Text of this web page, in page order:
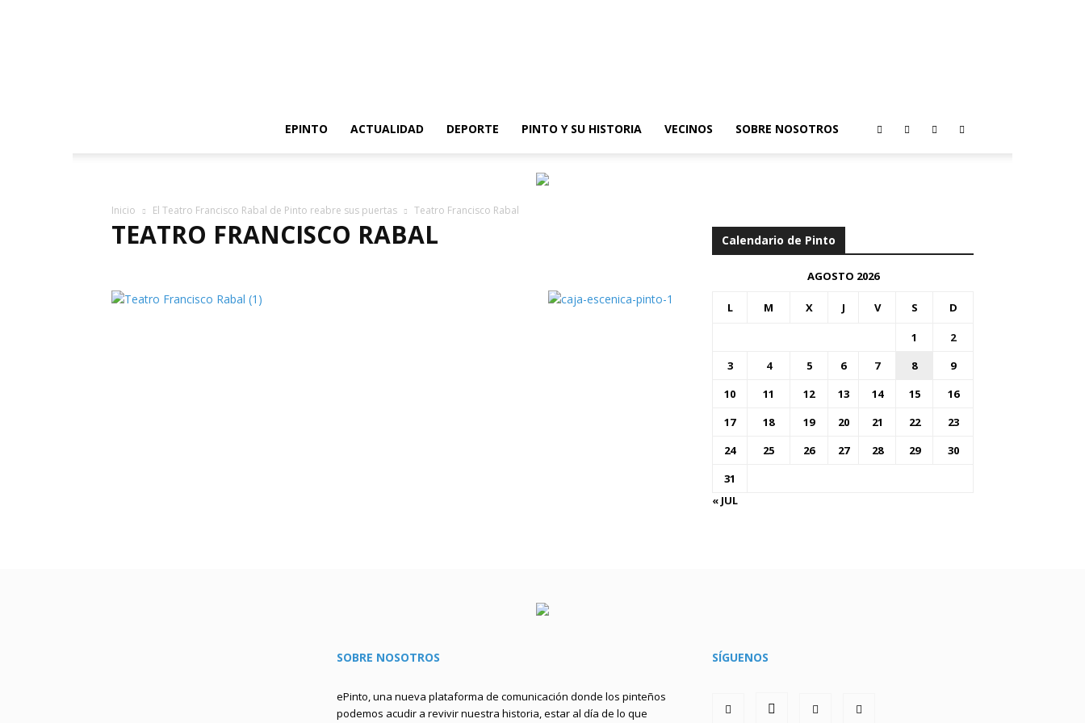
EPINTO
ACTUALIDAD DEPORTE PINTO Y SU HISTORIA VECINOS SOBRE NOSOTROS
Inicio El Teatro Francisco Rabal de Pinto reabre sus puertas Teatro Francisco Rabal
TEATRO FRANCISCO RABAL Calendario de Pinto
AGOSTO 2026
L M X J V S D
1
2
3
4 5 6 7 8
9
10
11 12 13 14 15
16
17
18 19 20 21 22
23
24
25 26 27 28 29
30
31
« JUL
SOBRE NOSOTROS
ePinto, una nueva plataforma de comunicación donde los pinteños
podemos acudir a revivir nuestra historia, estar al día de lo que
SÍGUENOS